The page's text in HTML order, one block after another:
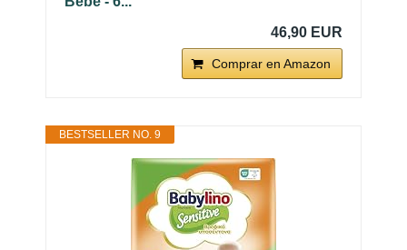
46,90 EUR
Comprar en Amazon
BESTSELLER NO. 9